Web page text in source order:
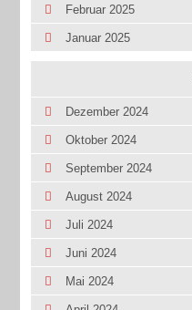
Februar 2025
Januar 2025
Dezember 2024
Oktober 2024
September 2024
August 2024
Juli 2024
Juni 2024
Mai 2024